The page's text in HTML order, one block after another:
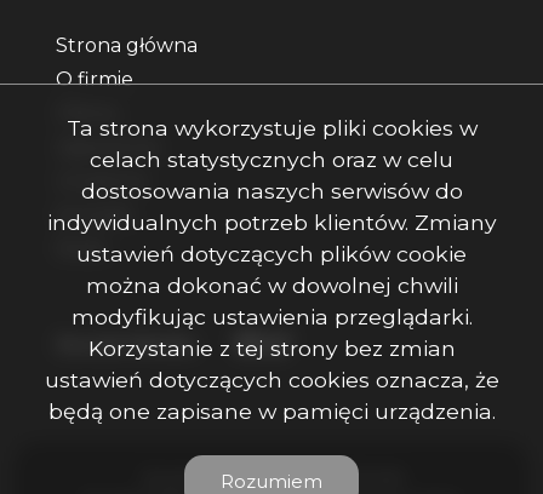
Strona główna
O firmie
Zgłoszenia
Ulubione
Kontakt
Rodo
Social Media Facebook
Facebook
Facebook
Ojczenasz Nieruchomości © 2026
Ta strona wykorzystuje pliki cookies w
celach statystycznych oraz w celu
dostosowania naszych serwisów do
indywidualnych potrzeb klientów. Zmiany
ustawień dotyczących plików cookie
można dokonać w dowolnej chwili
modyfikując ustawienia przeglądarki.
Korzystanie z tej strony bez zmian
ustawień dotyczących cookies oznacza, że
będą one zapisane w pamięci urządzenia.
Rozumiem